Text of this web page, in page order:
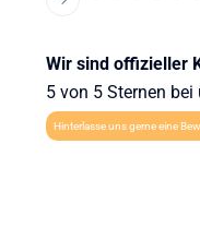
Wir sind offizieller
5 von 5 Sternen
Hinterlasse uns gerne eine